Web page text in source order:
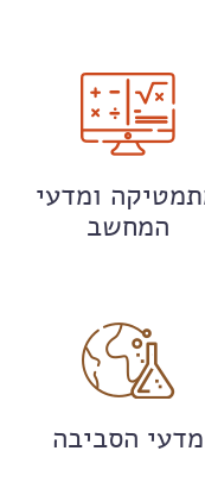
ומדעי
המחשב
מדעי הסביבה